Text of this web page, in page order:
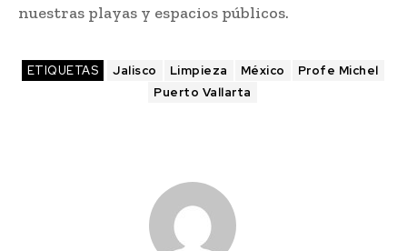
nuestras playas y espacios públicos.
ETIQUETAS Jalisco Limpieza México
Profe Michel
Puerto Vallarta